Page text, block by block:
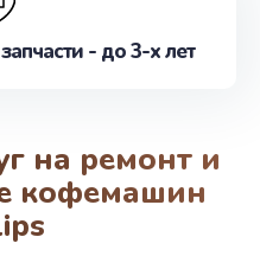
- до 3-х лет
на ремонт и
кофемашин